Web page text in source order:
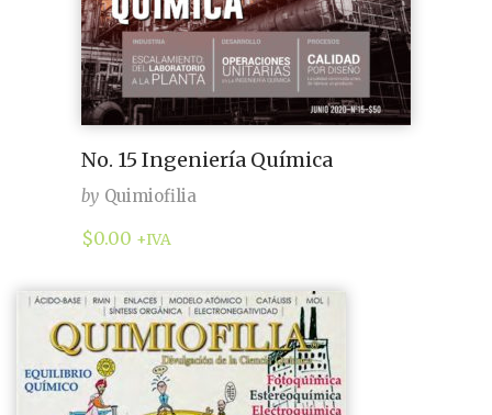
No. 15 Ingeniería Química
by Quimiofilia
$0.00 +IVA